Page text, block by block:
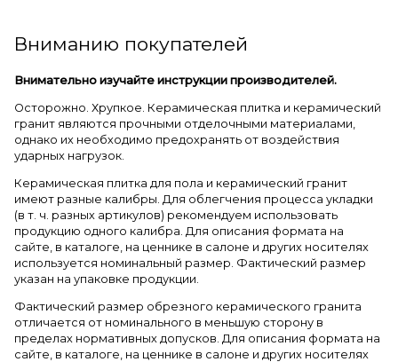
Вниманию покупателей
Внимательно изучайте инструкции производителей.
Осторожно. Хрупкое. Керамическая плитка и керамический
гранит являются прочными отделочными материалами,
однако их необходимо предохранять от воздействия
ударных нагрузок.
Керамическая плитка для пола и керамический гранит
имеют разные калибры. Для облегчения процесса укладки
(в т. ч. разных артикулов) рекомендуем использовать
продукцию одного калибра. Для описания формата на
сайте, в каталоге, на ценнике в салоне и других носителях
используется номинальный размер. Фактический размер
указан на упаковке продукции.
Фактический размер обрезного керамического гранита
отличается от номинального в меньшую сторону в
пределах нормативных допусков. Для описания формата на
сайте, в каталоге, на ценнике в салоне и других носителях